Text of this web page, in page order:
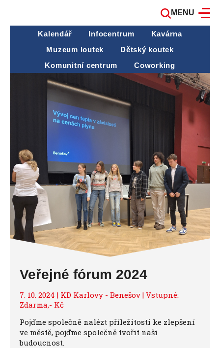
MENU
Kalendář Infocentrum
Kavárna
Muzeum loutek
Dětský koutek
Komunitní centrum
Coworking
Veřejné fórum 2024
7. 10. 2024 | KD Karlovy - Benešov | Vstupné:
Zdarma,- Kč
Pojďme společně nalézt příležitosti ke zlepšení
ve městě, pojďme společně tvořit naši
budoucnost.